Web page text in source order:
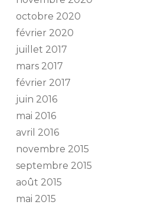
octobre 2020
février 2020
juillet 2017
mars 2017
février 2017
juin 2016
mai 2016
avril 2016
novembre 2015
septembre 2015
août 2015
mai 2015